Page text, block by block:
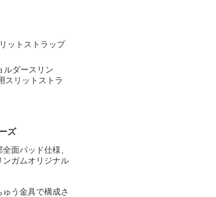
ットストラップ
ルダースリン
スリットストラ
ズ
面パッド仕様、
ガムオリジナル
う金具で構成さ